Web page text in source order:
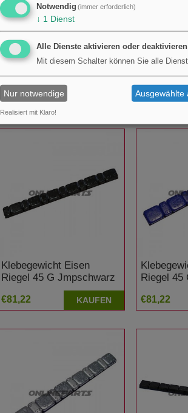
Steckgewichte Zink 10
Gspeichenippel 6.0/6.4
Inh25
€59,81
Inh25
€64,63
Klebegewicht Eisen
Riegel 45 G Jmpschwarz
5 / 2.5 Gramm Inhalt 15
€81,22 KAUFEN
Riegel 45
2.5
€81,22
Notwendig (immer erforderlich)
↓ 1 Dienst
Alle Dienste aktivieren oder deaktivieren
Mit diesem Schalter können Sie alle
Nur notwendige Ausgewählte
Realisiert mit Klaro!